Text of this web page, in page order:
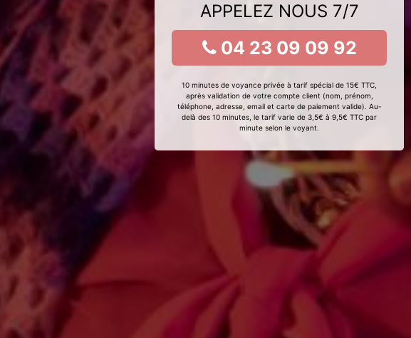
APPELEZ NOUS 7/7
04 23 09 09 92
10 minutes de voyance privée à tarif spécial de 15€ TTC,
après validation de votre compte client (nom, prénom,
téléphone, adresse, email et carte de paiement valide). Au-
delà des 10 minutes, le tarif varie de 3,5€ à 9,5€ TTC par
minute selon le voyant.